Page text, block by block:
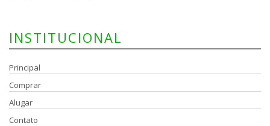
INSTITUCIONAL
Principal
Comprar
Alugar
Contato